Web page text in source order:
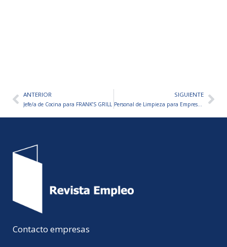
AntANTERIOR
Jefe/a de Cocina para FRANK’S GRILL
SIGUIENTE
Personal de Limpieza para Empresa de Salud
Contacto empresas